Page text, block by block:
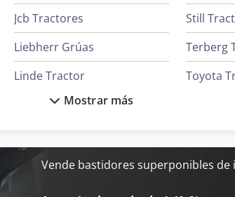
Jcb Tractores
Liebherr Grúas
Linde Tractor
Mafi Tractor
Oms Flejadoras
Still
Terberg
Toyota
Mostrar más
Vende bastidores superponibles de